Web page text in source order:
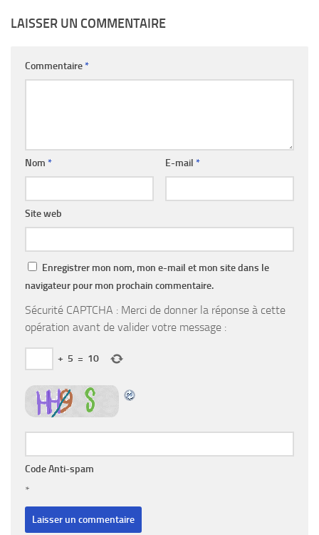
LAISSER UN COMMENTAIRE
Commentaire*
Nom * E-mail *
Site web
Enregistrer mon nom, mon e-mail et mon site dans le
navigateur pour mon prochain commentaire.
Sécurité CAPTCHA : Merci de donner la réponse à cette
opération avant de valider votre message :
+ 5 = 10
Code Anti-spam
*